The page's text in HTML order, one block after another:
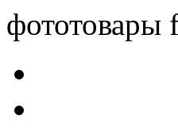
фототовары